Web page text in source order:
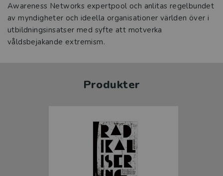
Awareness Networks expertpool och anlitas regelbundet
av myndigheter och ideella organisationer världen över i
utbildningsinsatser med syfte att motverka
våldsbejakande extremism.
Produkter